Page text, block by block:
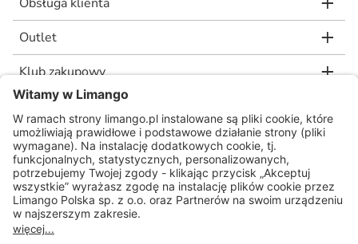
Outlet
Klub zakupowy